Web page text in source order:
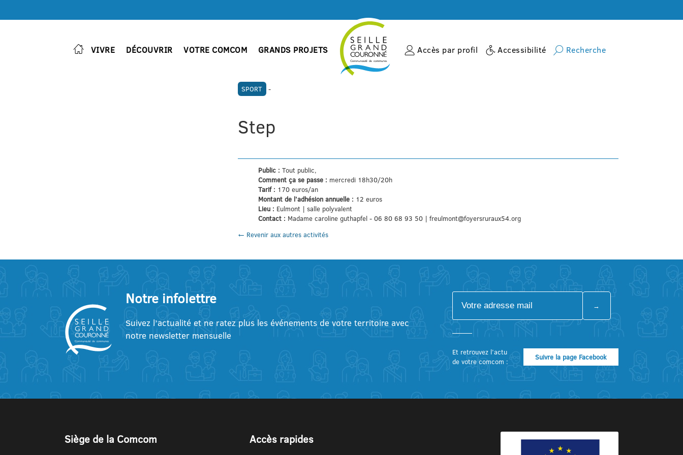
VIVRE DÉCOUVRIR VOTRE COMCOM GRANDS PROJETS Accès par profil Accessibilité Recherche
SPORT -
Step
Public : Tout public,
Comment ça se passe : mercredi 18h30/20h
Tarif : 170 euros/an
Montant de l'adhésion annuelle : 12 euros
Lieu : Eulmont | salle polyvalent
Contact : Madame caroline guthapfel - 06 80 68 93 50 | freulmont@foyersruraux54.org
← Revenir aux autres activités
Notre infolettre
Suivez l’actualité et ne ratez plus les événements de votre territoire avec
notre newsletter mensuelle
Et retrouvez l’actu
de votre comcom :
Suivre la page Facebook
Siège de la Comcom Accès rapides